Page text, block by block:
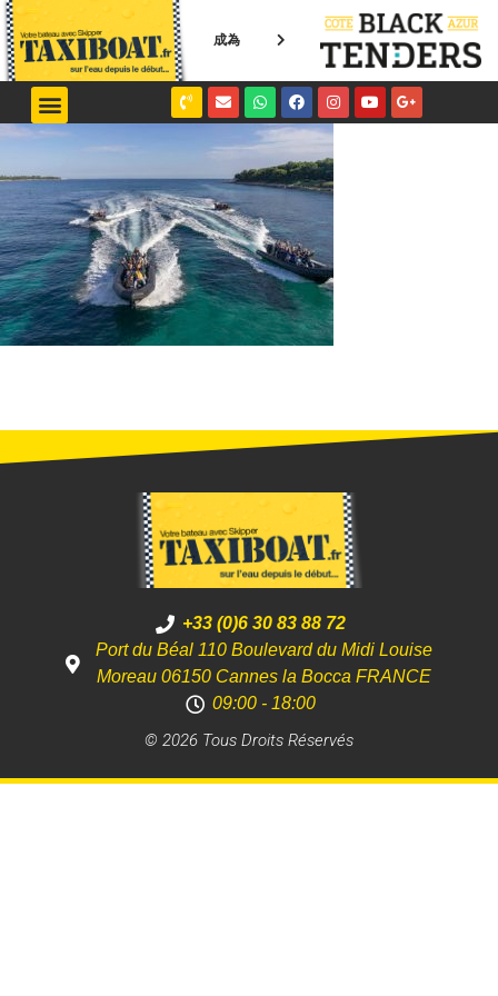
成為
+33 (0)6 30 83 88 72
Port du Béal 110 Boulevard du Midi Louise
Moreau 06150 Cannes la Bocca FRANCE
09:00 - 18:00
© 2026 Tous Droits Réservés